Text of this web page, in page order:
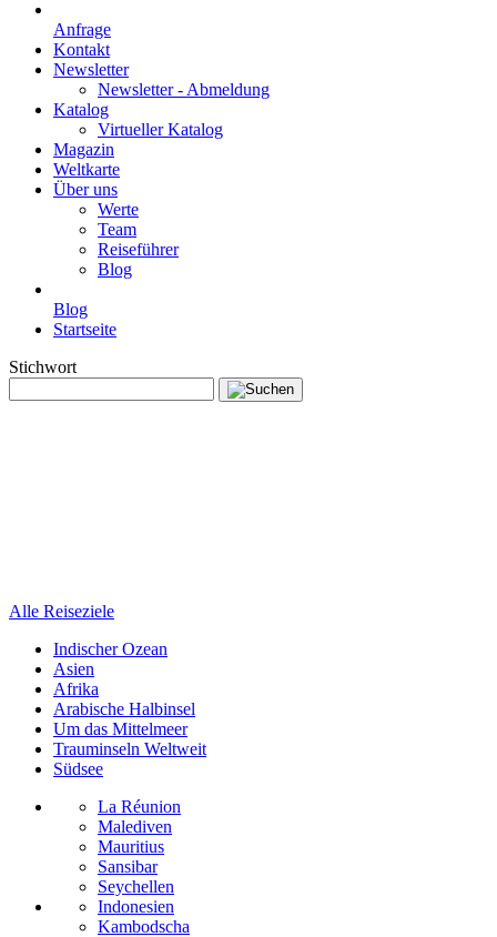
Anfrage
Kontakt
Newsletter
Newsletter - Abmeldung
Katalog
Virtueller Katalog
Magazin
Weltkarte
Über uns
Werte
Team
Reiseführer
Blog
Blog
Startseite
Stichwort
Alle Reiseziele
Indischer Ozean
Asien
Afrika
Arabische Halbinsel
Um das Mittelmeer
Trauminseln Weltweit
Südsee
La Réunion
Malediven
Mauritius
Sansibar
Seychellen
Indonesien
Kambodscha